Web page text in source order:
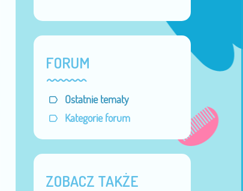
FORUM
Ostatnie tematy
Kategorie forum
ZOBACZ TAKŻE